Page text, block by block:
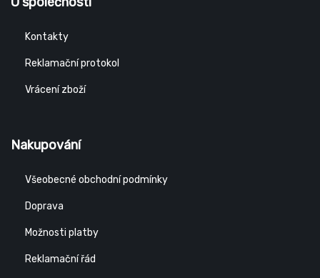
Kontakty
Reklamační protokol
Vrácení zboží
Nakupování
Všeobecné obchodní podmínky
Doprava
Možnosti platby
Reklamační řád